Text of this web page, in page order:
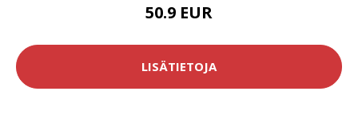
50.9 EUR
LISÄTIETOJA